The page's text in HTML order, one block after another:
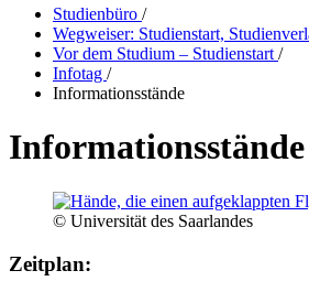
Studienbüro /
Wegweiser: Studienstart,
Vor dem Studium – Studienstart /
Infotag /
Informationsstände
Informationsstände
© Universität des Saarlandes
Zeitplan: